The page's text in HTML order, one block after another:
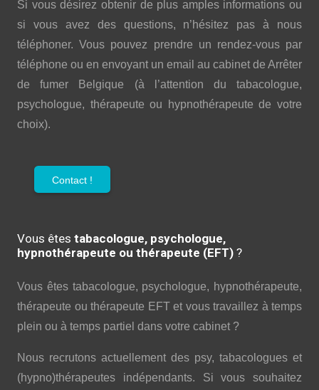
Si vous désirez obtenir de plus amples informations ou
si vous avez des questions, n’hésitez pas à nous
téléphoner. Vous pouvez prendre un rendez-vous par
téléphone ou en envoyant un email au cabinet de Arrêter
de fumer Belgique (à l’attention du tabacologue,
psychologue, thérapeute ou hypnothérapeute de votre
choix).
Contact !
Vous êtes tabacologue, psychologue,
hypnothérapeute ou thérapeute (EFT) ?
Vous êtes tabacologue, psychologue, hypnothérapeute,
thérapeute ou thérapeute EFT et vous travaillez à temps
plein ou à temps partiel dans votre cabinet ?
Nous recrutons actuellement des psy, tabacologues et
(hypno)thérapeutes indépendants. Si vous souhaitez